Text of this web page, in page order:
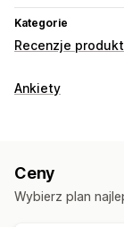
Kategorie
Recenzje
Opcje wyświetlania
Sposoby zbierania
Ankiety
Ceny
Wybierz plan